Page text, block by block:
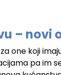
– novi
one koji
pa im